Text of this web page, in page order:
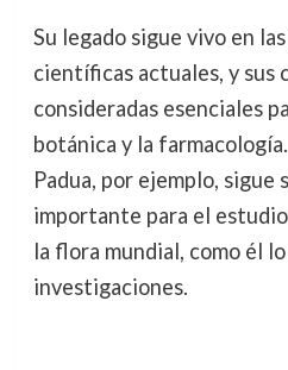
Su legado sigue vivo en
científicas actuales, y sus
consideradas esenciales
botánica y la
Padua, por ejemplo, sigue
importante para el
la flora mundial, como él
investigaciones.